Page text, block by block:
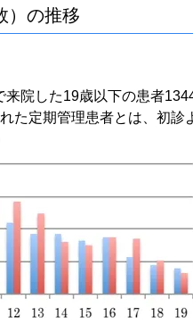
）の推移
院した19歳以下の患者
た定期管理患者とは、初診